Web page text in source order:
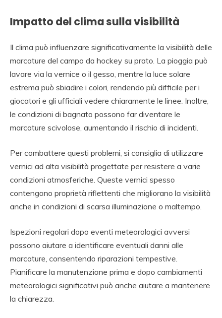
Impatto del clima sulla visibilità
Il clima può influenzare significativamente la visibilità delle
marcature del campo da hockey su prato. La pioggia può
lavare via la vernice o il gesso, mentre la luce solare
estrema può sbiadire i colori, rendendo più difficile per i
giocatori e gli ufficiali vedere chiaramente le linee. Inoltre,
le condizioni di bagnato possono far diventare le
marcature scivolose, aumentando il rischio di incidenti.
Per combattere questi problemi, si consiglia di utilizzare
vernici ad alta visibilità progettate per resistere a varie
condizioni atmosferiche. Queste vernici spesso
contengono proprietà riflettenti che migliorano la visibilità
anche in condizioni di scarsa illuminazione o maltempo.
Ispezioni regolari dopo eventi meteorologici avversi
possono aiutare a identificare eventuali danni alle
marcature, consentendo riparazioni tempestive.
Pianificare la manutenzione prima e dopo cambiamenti
meteorologici significativi può anche aiutare a mantenere
la chiarezza.